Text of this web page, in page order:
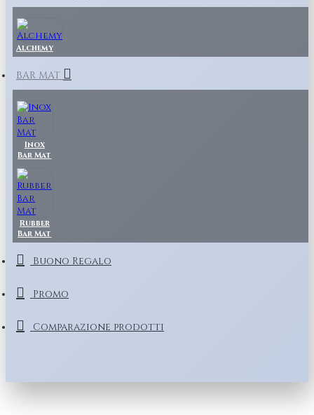
Alchemy
BAR MAT
Inox
Bar Mat
Rubber
Bar Mat
Buono Regalo
Promo
Comparazione prodotti